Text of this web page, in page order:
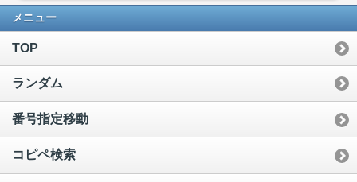
メニュー
TOP
ランダム
番号指定移動
コピペ検索